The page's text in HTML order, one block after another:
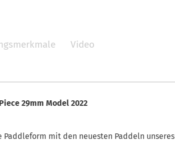
Video
29mm Model 2022
Paddleform mit den neuesten Paddeln unseres